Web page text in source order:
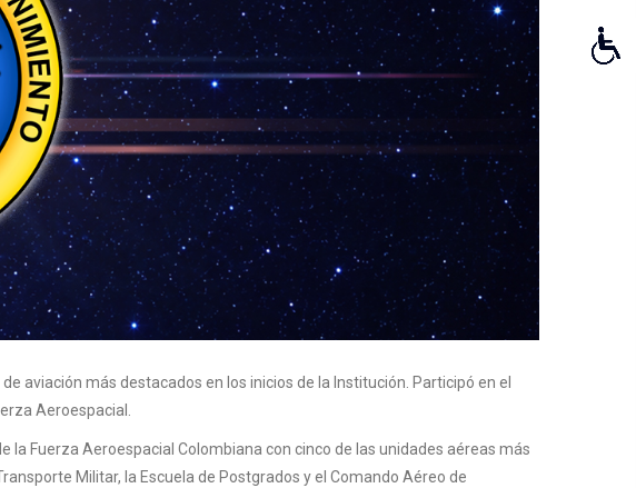
aviación más destacados en los inicios de la Institución. Participó en el
Aeroespacial.
la Fuerza Aeroespacial Colombiana con cinco de las unidades aéreas más
Militar, la Escuela de Postgrados y el Comando Aéreo de